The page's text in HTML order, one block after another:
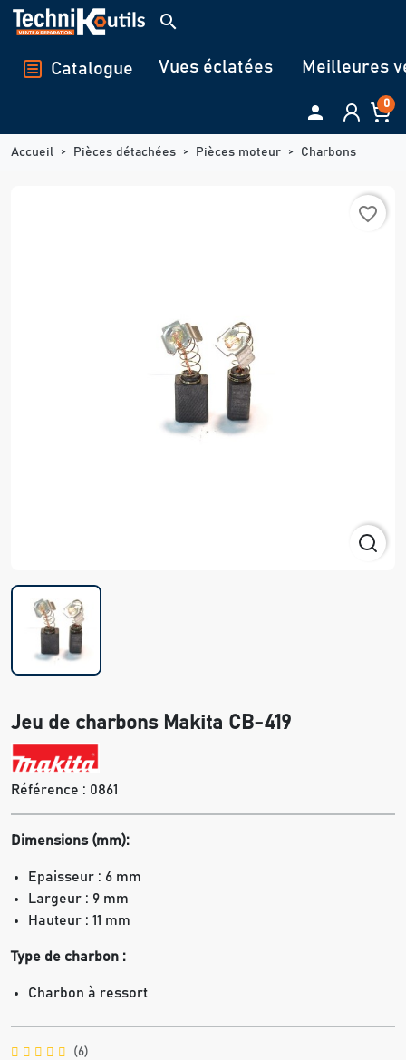
Panneau de gestion des cookies
search
Catalogue Vues éclatées Meilleures
 0
Accueil Pièces détachées Pièces moteur Charbons
favorite_border
Jeu de charbons Makita CB-419
Référence : 0861
Dimensions (mm):
Epaisseur : 6 mm
Largeur : 9 mm
Hauteur : 11 mm
Type de charbon :
Charbon à ressort
(6)